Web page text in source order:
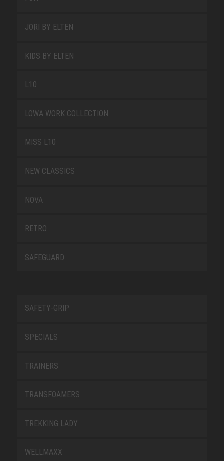
JORI BY ELTEN
KIDS BY ELTEN
L10
LOWA WORK COLLECTION
MISS L10
NEW CLASSICS
NOVA
RETRO
SAFEGUARD
SAFETY-GRIP
SPECIALS
TRAINERS
TRANSFOAMERS
TREKKING LADY
WELLMAXX